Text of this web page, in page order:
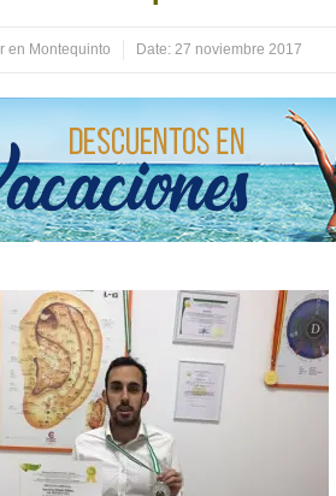
en Montequinto Date: 27 noviembre 2017